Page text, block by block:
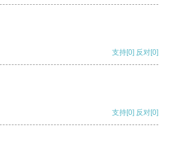
支持[0] 反对[0]
支持[0] 反对[0]